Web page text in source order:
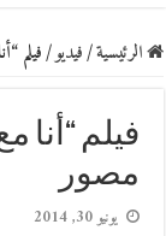
الرئيسية/فيديو/فيلم
فيلم
مصور
يونيو 30, 2014